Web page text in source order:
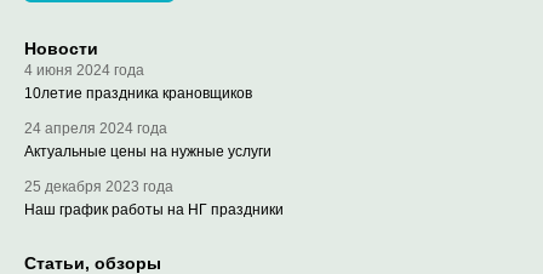
Новости
4 июня 2024 года
10летие праздника крановщиков
24 апреля 2024 года
Актуальные цены на нужные услуги
25 декабря 2023 года
Наш график работы на НГ праздники
Статьи, обзоры